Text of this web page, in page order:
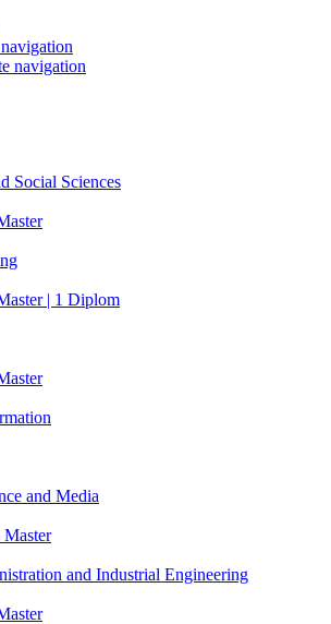
navigation
Social Sciences
| 1 Diplom
and Media
Master
and Industrial Engineering